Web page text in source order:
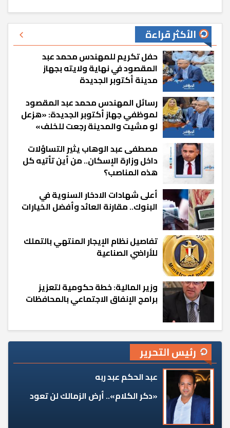
الأكثر قراءة
حفل تكريم للمهندس محمد عبد
المقصود في نهاية ولايته بجهاز
مدينة أكتوبر الجديدة
رسائل المهندس محمد عبد المقصود
لموظفي جهاز أكتوبر الجديدة: «هزعل
لو مشيت والمدينة رجعت للخلف»
مصطفى عبد الوهاب يثير التساؤلات
داخل وزارة الإسكان.. من أين تأتيه كل
هذه المناصب؟
أعلى شهادات الادخار السنوية في
البنوك.. مقارنة العائد وأفضل الخيارات
تفاصيل نظام الإيجار المنتهي بالتملك
للأراضي الصناعية
وزير المالية: خطة حكومية لتعزيز
برامج الإنفاق الاجتماعي بالمحافظات
رئيس التحرير
عبد الحكم عبد ربه
«دكر الكلام».. أرض الزمالك لن تعود